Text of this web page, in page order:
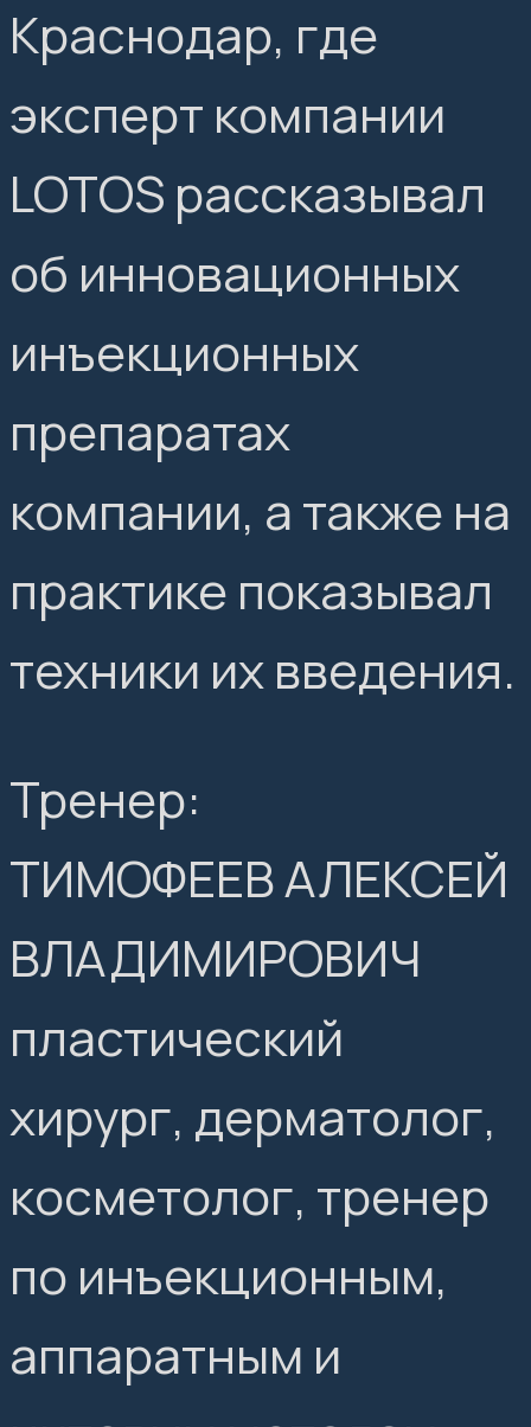
Краснодар, где
эксперт компании
LOTOS рассказывал
об инновационных
инъекционных
препаратах
компании, а также на
практике показывал
техники их введения.
Тренер:
ТИМОФЕЕВ АЛЕКСЕЙ
ВЛАДИМИРОВИЧ
пластический
хирург, дерматолог,
косметолог, тренер
по инъекционным,
аппаратным и